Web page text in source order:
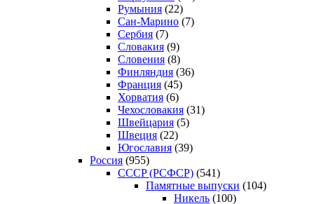
Румыния (22)
Сан-Марино (7)
Сербия (7)
Словакия (9)
Словения (8)
Финляндия (36)
Франция (45)
Хорватия (6)
Чехословакия (31)
Швейцария (5)
Швеция (22)
Югославия (39)
Россия (955)
CCCP (РСФСР) (541)
Памятные выпуски (104)
Никель (100)